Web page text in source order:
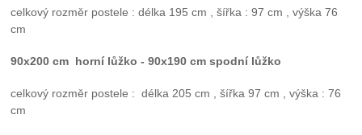
celkový rozměr postele : délka 195 cm , šířka : 97 cm , výška 76
cm
90x200 cm horní lůžko- 90x190 cm spodní lůžko
celkový rozměr postele : délka 205 cm , šířka 97 cm , výška : 76
cm